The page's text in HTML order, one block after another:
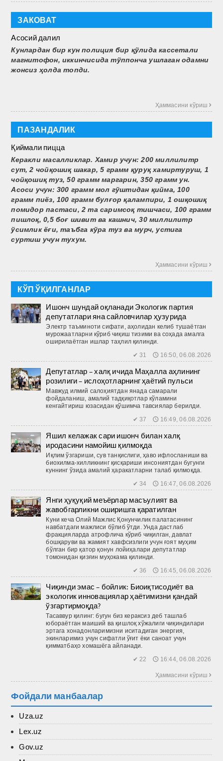
ЗАКОВАТ
Асосий далил
Кунлардан бир кун полиция бир қўлида кассетали
магнитофон, иккинчисида тўппонча ушлаган одамни
жонсиз ҳолда топди.
Ҳаммасини кўриш 
ПАЗАНДАЛИК
Қиймали пицца
Керакли масалликлар. Хамир учун: 200 миллилитр
сут, 2 чойқошиқ шакар, 5 грамм қуруқ хамиртуруш, 1
чойқошиқ туз, 50 грамм маргарин, 350 грамм ун.
Асоси учун: 300 грамм мол гўштидан қийма, 100
грамм пиёз, 100 грамм булғор қалампири, 1 ошқошиқ
помидор пастаси, 2 та саримсоқ тишчаси, 100 грамм
пиш­лоқ, 0,5 боғ шивит ва кашнич, 30 миллилитр
ўсимлик ёғи, таъбга кўра туз ва мурч, устига
суртиш учун тухум.
Ҳаммасини кўриш 
КЎП ЎҚИЛГАНЛАР
Ишонч шундай оқланади Экологик партия
депутатлари яна сайловчилар ҳузурида
Электр таъминоти сифати, аҳолидан келиб тушаётган
мурожаатларни кўриб чиқиш тизими ва соҳада амалга
оширилаётган ишлар таҳлил қилинди.
✔ 31 🕔 16:50, 06.08.2026
Депутатлар – халқ ичида Маҳалла аҳлининг
розилиги – ислоҳотларнинг ҳаётий пульси
Мавжуд илмий салоҳиятдан янада самарали
фойдаланиш, амалий тадқиқотлар кўламини
кенгайтириш юзасидан қўшимча тавсиялар берилди.
✔ 37 🕔 16:49, 06.08.2026
Яшил келажак сари ишонч билан халқ
иродасини намойиш қилмоқда
Иқлим ўзгариши, сув танқислиги, ҳаво ифлосланиши ва
биохилма-хилликнинг қисқариши инсониятдан бугунги
куннинг ўзида амалий ҳаракатларни талаб қилмоқда.
✔ 34 🕔 16:47, 06.08.2026
Янги ҳуқуқий меъёрлар масъулият ва
жавобгарликни оширишга қаратилган
Куни кеча Олий Мажлис Қонунчилик палатасининг
навбатдаги мажлиси бўлиб ўтди. Унда дастлаб
фракцияларда атрофлича кўриб чиқилган, давлат
бошқаруви ва жамият хавфсизлиги учун ғоят муҳим
бўлган бир қатор қонун лойиҳалари депутатлар
томонидан қизғин муҳокама қилинди.
✔ 36 🕔 16:45, 06.08.2026
Чиқинди эмас – бойлик: Биоиқтисодиёт ва
экологик инновациялар ҳаётимизни қандай
ўзгартирмоқда?
Тасаввур қилинг: бугун биз кераксиз деб ташлаб
юбораётган маиший ва қиш­лоқ хўжалиги чиқиндилари
эртага хонадонларимизни иситадиган энергия,
экинларимиз учун сифатли ўғит ёки саноат учун
қимматбаҳо хомашёга айланади.
✔ 22 🕔 16:44, 06.08.2026
Ҳаммасини кўриш 
Фойдали манбаалар
Uza.uz
Lex.uz
Gov.uz